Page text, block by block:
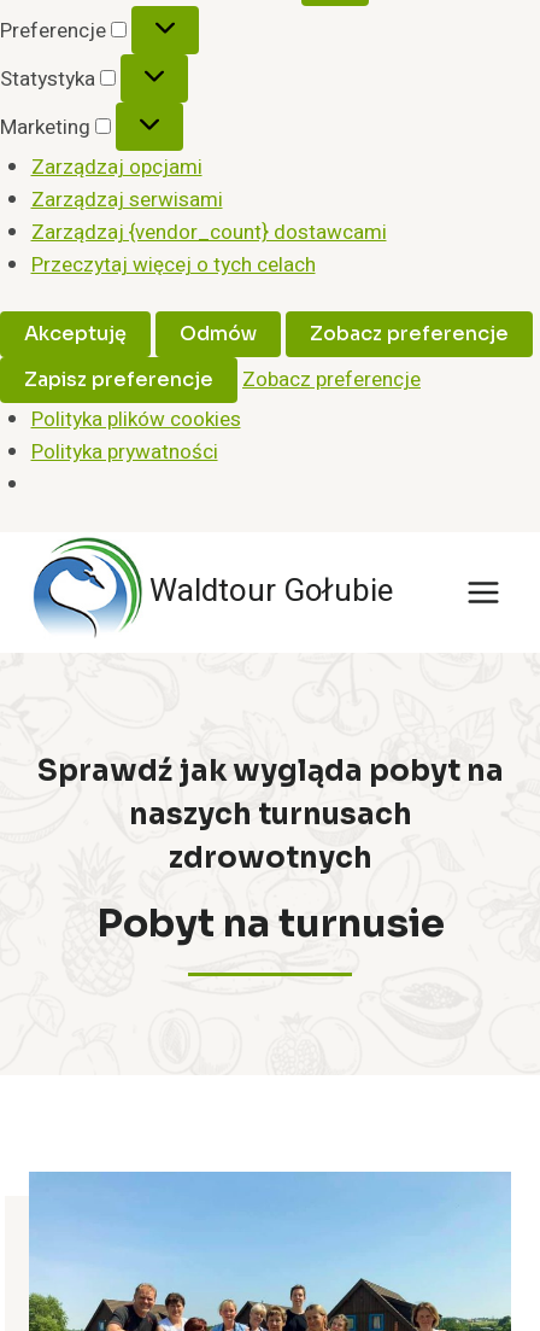
Preferencje
Preferencje
Statystyka
Statystyka
Marketing
Marketing
Zarządzaj opcjami
Zarządzaj serwisami
Zarządzaj {vendor_count} dostawcami
Przeczytaj więcej o tych celach
Akceptuję Odmów
Zobacz preferencje
Zapisz preferencje
Zobacz preferencje
Polityka plików cookies
Polityka prywatności
Przejdź
treści
Waldtour Gołubie
Sprawdź jak wygląda pobyt na
naszych turnusach
zdrowotnych
Pobyt na turnusie